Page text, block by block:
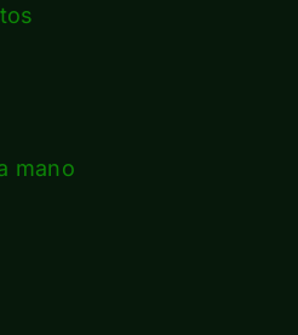
mano